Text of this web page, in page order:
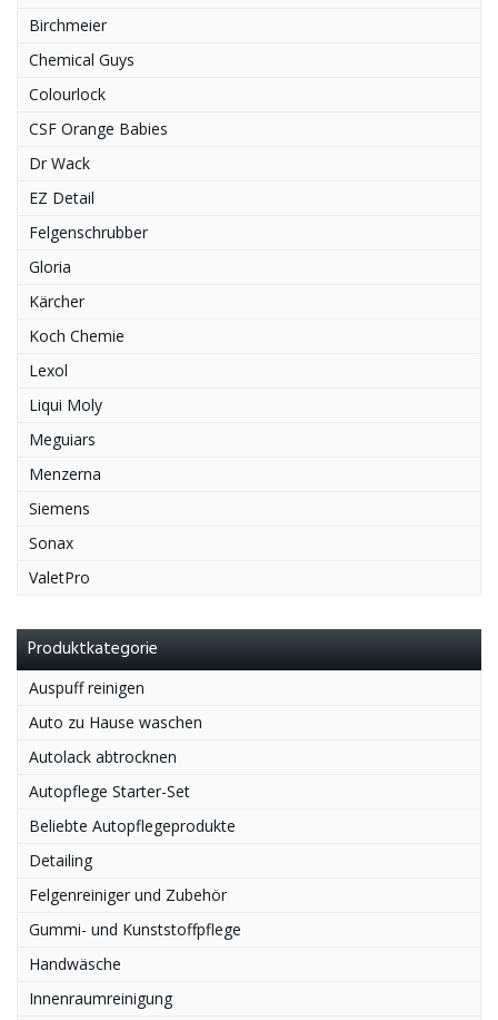
Birchmeier
Chemical Guys
Colourlock
CSF Orange Babies
Dr Wack
EZ Detail
Felgenschrubber
Gloria
Kärcher
Koch Chemie
Lexol
Liqui Moly
Meguiars
Menzerna
Siemens
Sonax
ValetPro
Produktkategorie
Auspuff reinigen
Auto zu Hause waschen
Autolack abtrocknen
Autopflege Starter-Set
Beliebte Autopflegeprodukte
Detailing
Felgenreiniger und Zubehör
Gummi- und Kunststoffpflege
Handwäsche
Innenraumreinigung